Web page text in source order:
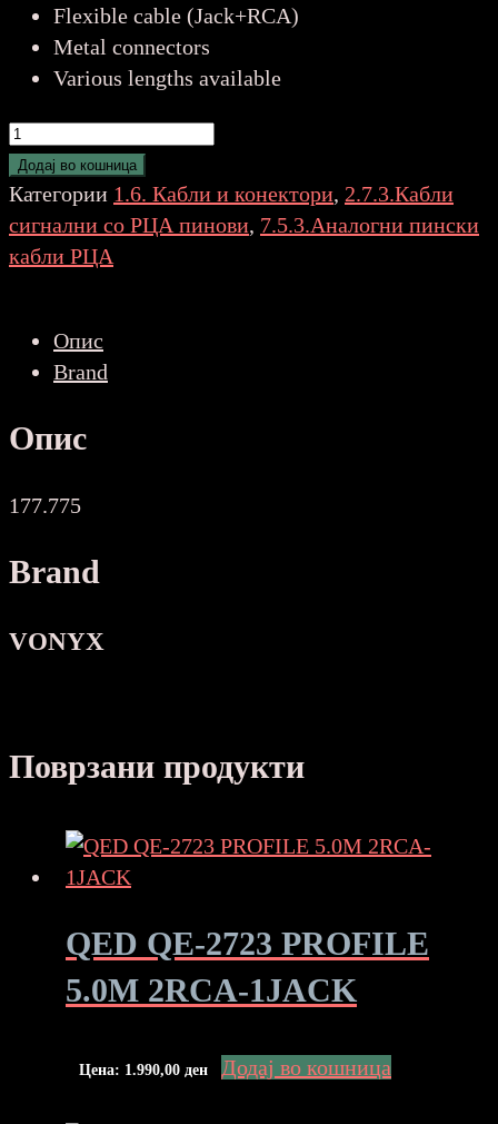
Flexible cable (Jack+RCA)
Metal connectors
Various lengths available
VONYX
Cable
3.5mm
Stereo-
2x
1.5m
количина
Додај во кошница
Категории 1.6. Кабли и конектори, 2.7.3.Кабли
сигнални со РЦА пинови, 7.5.3.Аналогни пински
кабли РЦА
Опис
Brand
Опис
177.775
Brand
VONYX
Поврзани продукти
QED QE-2723 PROFILE
5.0M 2RCA-1JACK
Цена: 1.990,00 ден Додај во кошница